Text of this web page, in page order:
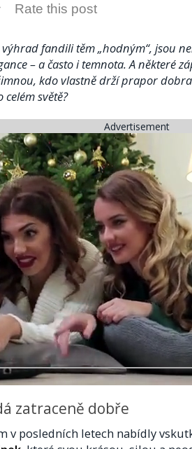
Rate this post
fandili těm „hodným“, jsou
– a často i temnota. A některé
kdo vlastně drží prapor
světě?
Advertisement
zatraceně dobře
v posledních letech nabídly